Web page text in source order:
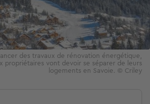
des travaux de rénovation énergétique,
propriétaires vont devoir se séparer de leurs
logements en Savoie. © Criley